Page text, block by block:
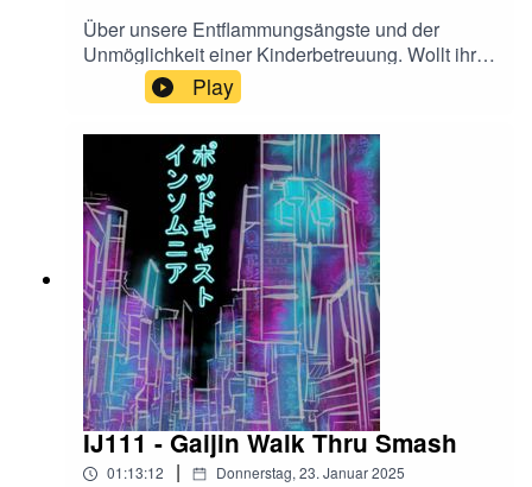
Über unsere Entflammungsängste und der
Unmöglichkeit einer Kinderbetreuung. Wollt ihr
Hallo sagen?@InsomniaJapan auf
Instagramoder:insomniajapanpodcast@gmail.co
mFalls euch der Podcast gefällt, freuen wir uns
sehr über eine Bewertung bei Apple Podcast,
oder wo ihr den Podcast hört!
Play
IJ111 - Gaijin Walk Thru Smash
01:13:12 | Donnerstag, 23. Januar 2025